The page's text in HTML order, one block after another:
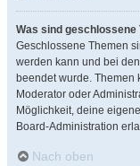
Was sind geschlossene
Geschlossene Themen
werden kann und bei
beendet wurde. Themen
Moderator oder
Möglichkeit, deine
Board-Administration
Nach oben